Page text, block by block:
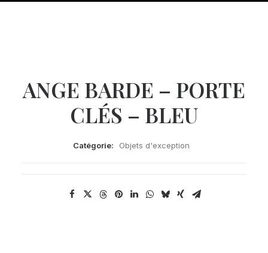
ANGE BARDE – PORTE
CLÉS – BLEU
Catégorie: Objets d'exception